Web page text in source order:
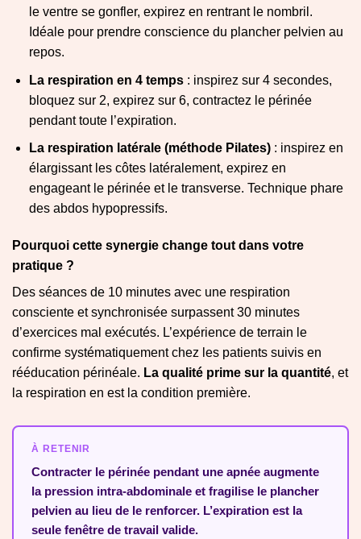
le ventre se gonfler, expirez en rentrant le nombril.
Idéale pour prendre conscience du plancher pelvien au
repos.
La respiration en 4 temps: inspirez sur 4 secondes,
bloquez sur 2, expirez sur 6, contractez le périnée
pendant toute l’expiration.
La respiration latérale (méthode Pilates): inspirez en
élargissant les côtes latéralement, expirez en
engageant le périnée et le transverse. Technique phare
des abdos hypopressifs.
Pourquoi cette synergie change tout dans votre
pratique ?
Des séances de 10 minutes avec une respiration
consciente et synchronisée surpassent 30 minutes
d’exercices mal exécutés. L’expérience de terrain le
confirme systématiquement chez les patients suivis en
rééducation périnéale. La qualité prime sur la quantité, et
la respiration en est la condition première.
À RETENIR
Contracter le périnée pendant une apnée augmente
la pression intra-abdominale et fragilise le plancher
pelvien au lieu de le renforcer. L’expiration est la
seule fenêtre de travail valide.